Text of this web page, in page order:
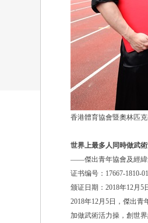
香港體育協會暨奧林匹
世界上最多人同時做武術
——傑出青年協會及經緯
证书编号： 17667-1810-01
颁证日期： 2018年12月 5
2018年12月 5日，傑出青
加做武術活力操，創世